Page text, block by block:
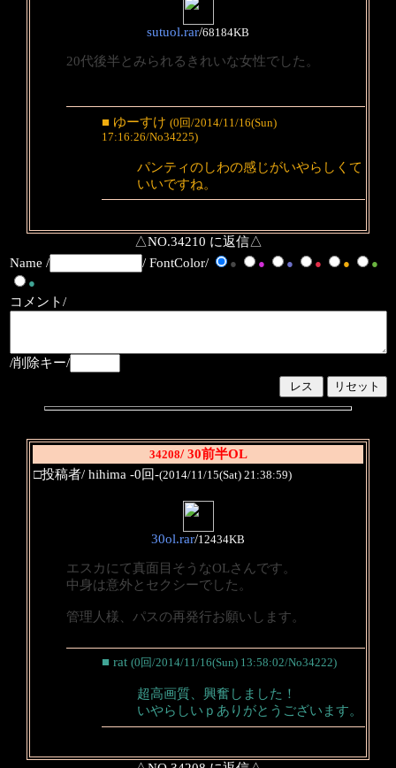
sutuol.rar/68184KB
20代後半とみられるきれいな女性でした。
■ ゆーすけ (0回/2014/11/16(Sun)
17:16:26/No34225)
パンティのしわの感じがいやらしくて
いいですね。
△NO.34210 に返信△
Name /
/ FontColor/ ● ● ● ● ●
●
●
コメント/
/削除キー/
34208/ 30前半OL
□投稿者/ hihima -0回-(2014/11/15(Sat) 21:38:59)
30ol.rar/12434KB
エスカにて真面目そうなOLさんです。
中身は意外とセクシーでした。
管理人様、パスの再発行お願いします。
■ rat (0回/2014/11/16(Sun) 13:58:02/No34222)
超高画質、興奮しました！
いやらしいｐありがとうございます。